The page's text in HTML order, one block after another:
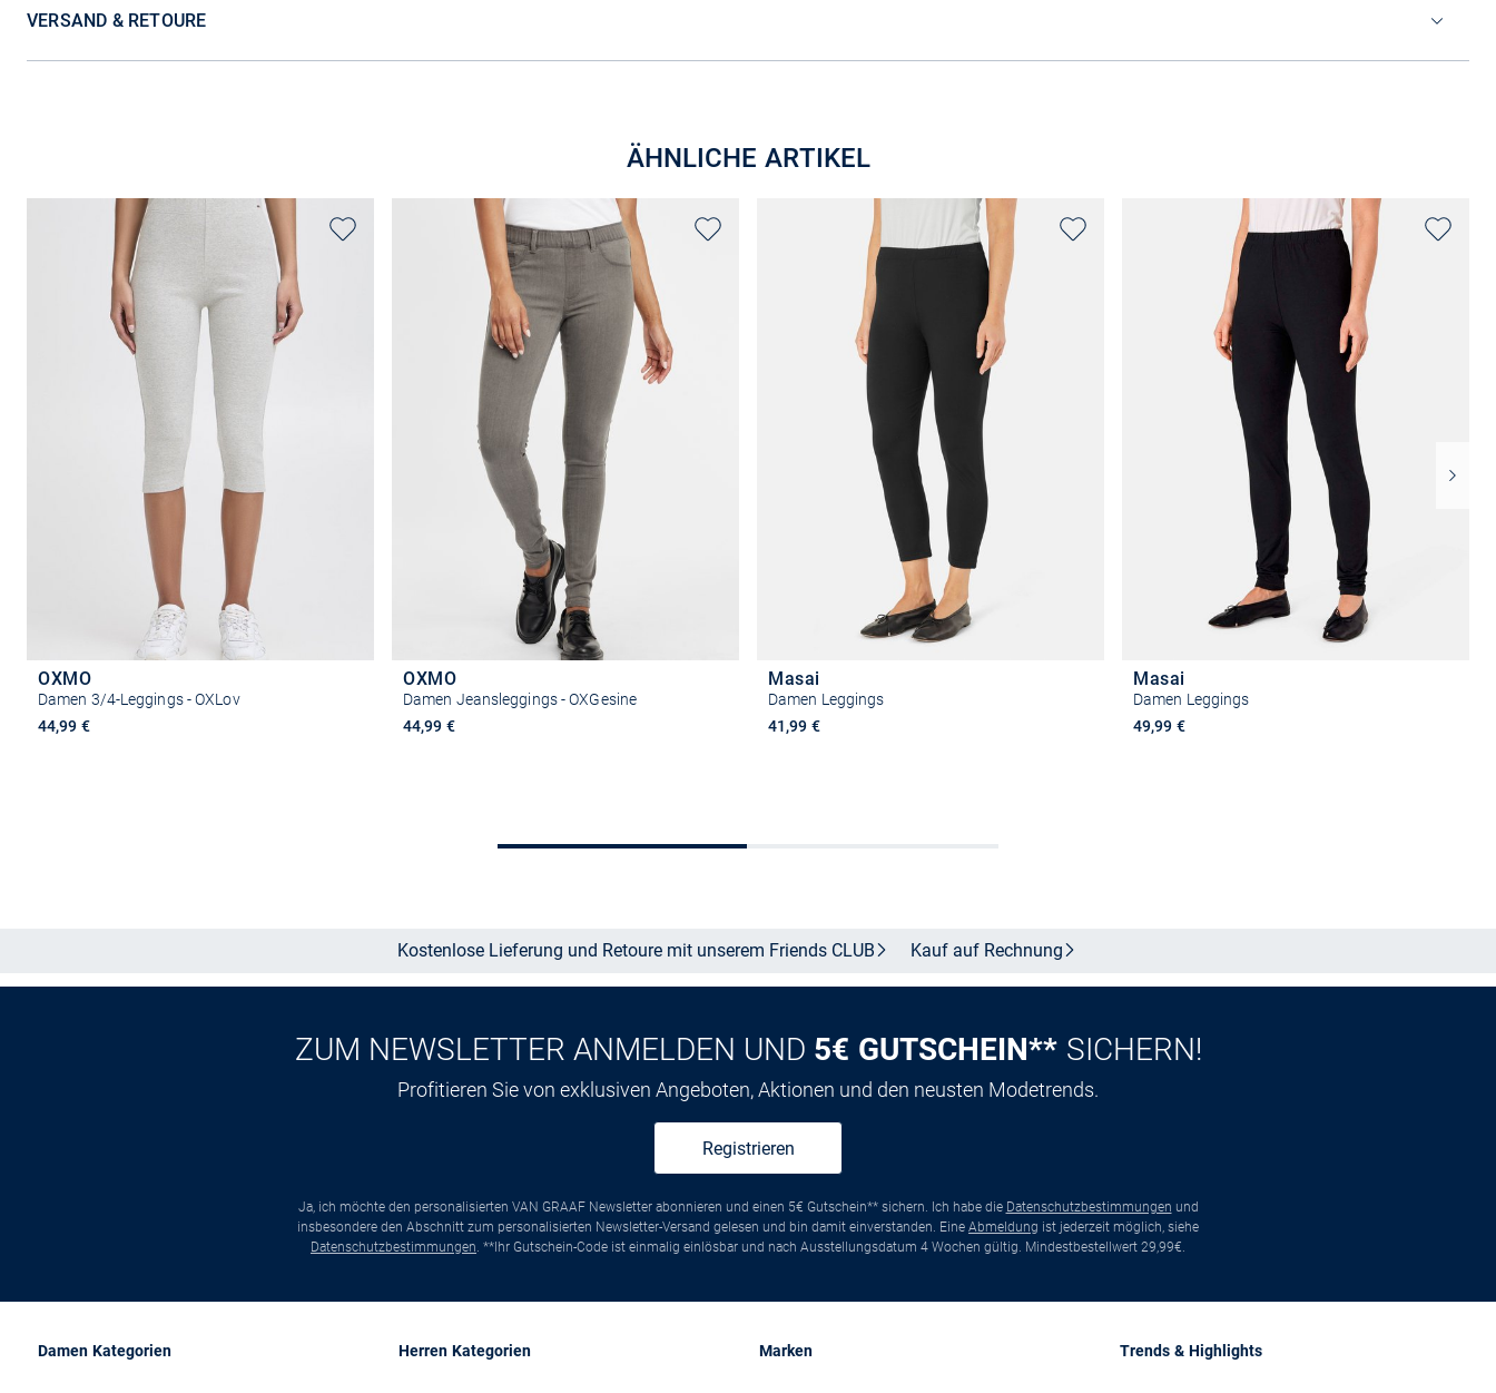
VERSAND & RETOURE
ÄHNLICHE ARTIKEL
OXMO
Damen 3/4-Leggings - OXLov
44,99 €
OXMO
Damen Jeansleggings - OXGesine
44,99 €
Größe auswählen
Masai
Damen Leggings
41,99 €
Masai
Damen Leggings
49,99 €
Kostenlose Lieferung und Retoure mit unserem Friends CLUB Kauf auf Rechnung
ZUM NEWSLETTER ANMELDEN UND 5€ GUTSCHEIN** SICHERN!
Profitieren Sie von exklusiven Angeboten, Aktionen und den neusten Modetrends.
Registrieren
Ja, ich möchte den personalisierten VAN GRAAF Newsletter abonnieren und einen 5€ Gutschein** sichern. Ich habe die Datenschutzbestimmungen und
insbesondere den Abschnitt zum personalisierten Newsletter-Versand gelesen und bin damit einverstanden. Eine Abmeldung ist jederzeit möglich, siehe
Datenschutzbestimmungen. **Ihr Gutschein-Code ist einmalig einlösbar und nach Ausstellungsdatum 4 Wochen gültig. Mindestbestellwert 29,99€.
Damen Kategorien Herren Kategorien Marken Trends & Highlights